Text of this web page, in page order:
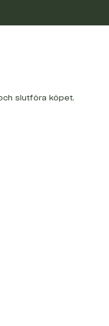
slutföra köpet.